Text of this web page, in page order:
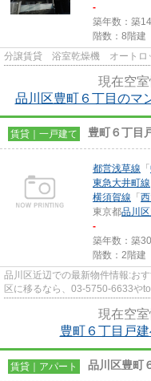
-
築年数：築
階数：8階建
分譲賃貸 浴室乾燥機 オートロ
現在空室
品川区豊町６丁目のマ
賃貸｜一戸建て 豊町６丁目
都営浅草線 「
東急大井町線
横須賀線 「
東京都品川区
-
築年数：築
階数：2階建
品川区近辺での最新物件情報:お
区に移るなら、03-5750-6633や
現在空室
豊町６丁目戸
賃貸｜アパート 品川区豊町